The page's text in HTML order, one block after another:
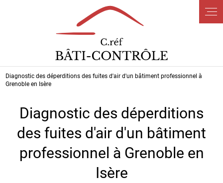
Diagnostic des déperditions des fuites d'air d'un bâtiment professionnel à
Grenoble en Isère
Diagnostic des déperditions
des fuites d'air d'un bâtiment
professionnel à Grenoble en
Isère
Panneau de gestion des cookies